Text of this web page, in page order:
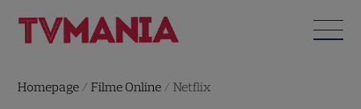
Homepage /Filme Online /Netflix